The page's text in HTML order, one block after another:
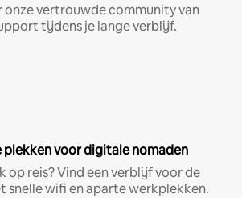
onze vertrouwde community van
tijdens je lange verblijf.
voor digitale nomaden
op reis? Vind een verblijf voor de
snelle wifi en aparte werkplekken.